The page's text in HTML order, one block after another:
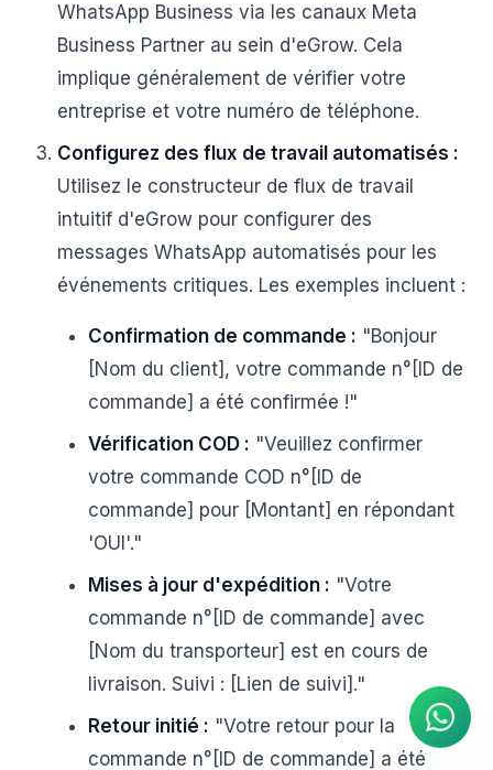
WhatsApp Business via les canaux Meta
Business Partner au sein d'eGrow. Cela
implique généralement de vérifier votre
entreprise et votre numéro de téléphone.
Configurez des flux de travail automatisés :
Utilisez le constructeur de flux de travail
intuitif d'eGrow pour configurer des
messages WhatsApp automatisés pour les
événements critiques. Les exemples incluent :
Confirmation de commande : "Bonjour
[Nom du client], votre commande n°[ID de
commande] a été confirmée !"
Vérification COD : "Veuillez confirmer
votre commande COD n°[ID de
commande] pour [Montant] en répondant
'OUI'."
Mises à jour d'expédition : "Votre
commande n°[ID de commande] avec
[Nom du transporteur] est en cours de
livraison. Suivi : [Lien de suivi]."
Retour initié : "Votre retour pour la
commande n°[ID de commande] a été
AGENT IA
Réponses instantanées sur
WhatsApp